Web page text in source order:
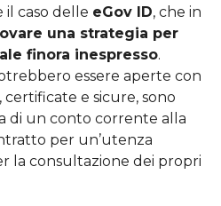
il caso delle eGov ID, che in
una strategia per
finora inespresso.
essere aperte con
e sicure, sono
di un conto corrente alla
per un’utenza
la consultazione dei propri